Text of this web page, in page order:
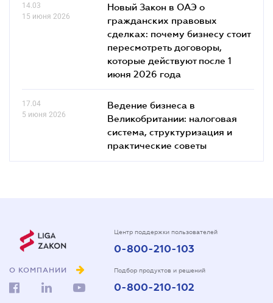
14.03
15 июня 2026
Новый Закон в ОАЭ о
гражданских правовых
сделках: почему бизнесу стоит
пересмотреть договоры,
которые действуют после 1
июня 2026 года
17.04
5 июня 2026
Ведение бизнеса в
Великобритании: налоговая
система, структуризация и
практические советы
О КОМПАНИИ
Центр поддержки пользователей
0-800-210-103
Подбор продуктов и решений
0-800-210-102